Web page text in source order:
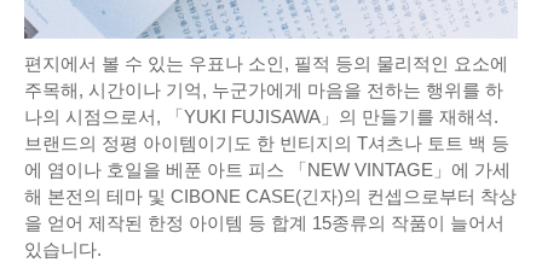
편지에서 볼 수 있는 우표나 소인, 필적 등의 물리적인 요소에
주목해, 시간이나 기억, 누군가에게 마음을 전하는 행위를 하
나의 시점으로서, 「YUKI FUJISAWA」의 만들기를 재해석.
브랜드의 정평 아이템이기도 한 빈티지의 T셔츠나 토트 백 등
에 염이나 호일을 베푼 아트 피스 「NEW VINTAGE」에 가세
해 본전의 테마 및 CIBONE CASE(긴자)의 컨셉으로부터 착상
을 얻어 제작된 한정 아이템 등 합계 15종류의 작품이 늘어서
있습니다.